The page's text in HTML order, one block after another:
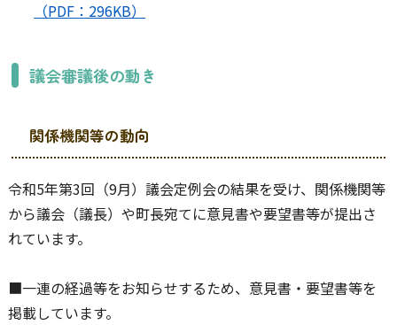
（PDF：296KB）
議会審議後の動き
関係機関等の動向
令和5年第3回（9月）議会定例会の結果を受け、関係機関等
から議会（議長）や町長宛てに意見書や要望書等が提出さ
れています。
■一連の経過等をお知らせするため、意見書・要望書等を
掲載しています。